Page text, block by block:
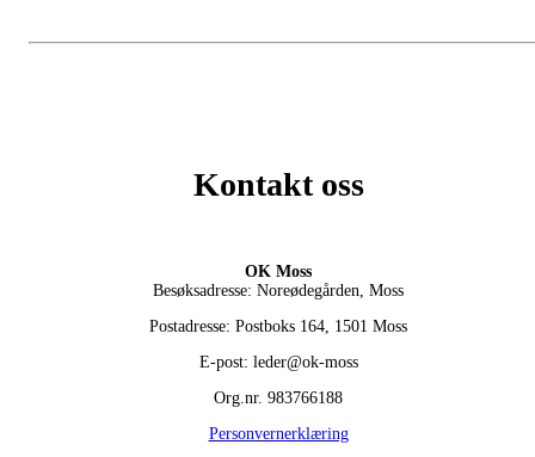
Kontakt oss
OK Moss
Besøksadresse: Noreødegården, Moss
Postadresse: Postboks 164, 1501 Moss
E-post: leder@ok-moss
Org.nr. 983766188
Personvernerklæring